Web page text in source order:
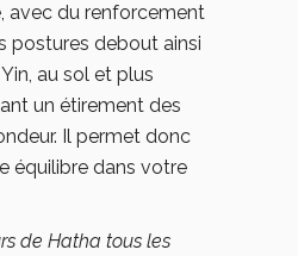
avec du renforcement
postures debout ainsi
au sol et plus
un étirement des
Il permet donc
équilibre dans votre
de Hatha tous les